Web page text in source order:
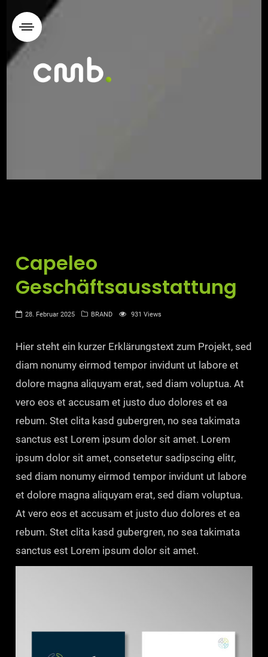
Capeleo
Geschäftsausstattung
28. Februar 2025 BRAND 931 Views
Hier steht ein kurzer Erklärungstext zum Projekt, sed
diam nonumy eirmod tempor invidunt ut labore et
dolore magna aliquyam erat, sed diam voluptua. At
vero eos et accusam et justo duo dolores et ea
rebum. Stet clita kasd gubergren, no sea takimata
sanctus est Lorem ipsum dolor sit amet. Lorem
ipsum dolor sit amet, consetetur sadipscing elitr,
sed diam nonumy eirmod tempor invidunt ut labore
et dolore magna aliquyam erat, sed diam voluptua.
At vero eos et accusam et justo duo dolores et ea
rebum. Stet clita kasd gubergren, no sea takimata
sanctus est Lorem ipsum dolor sit amet.